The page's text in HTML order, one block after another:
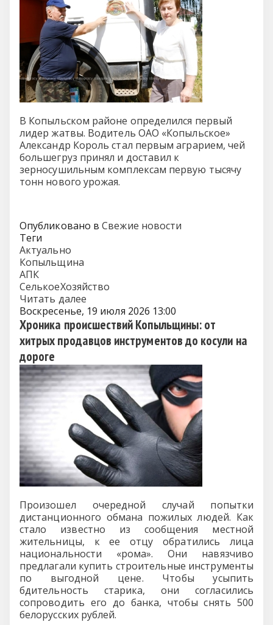
В Копыльском районе определился первый
лидер жатвы. Водитель ОАО «Копыльское»
Александр Король стал первым аграрием, чей
большегруз принял и доставил к
зерносушильным комплексам первую тысячу
тонн нового урожая.
Опубликовано в Свежие новости
Теги
Актуально
Копыльщина
АПК
СелькоеХозяйство
Читать далее
Воскресенье, 19 июля 2026 13:00
Хроника происшествий Копыльщины: от
хитрых продавцов инструментов до косули на
дороге
Произошел очередной случай попытки
дистанционного обмана пожилых людей. Как
стало известно из сообщения местной
жительницы, к ее отцу обратились лица
национальности «рома». Они навязчиво
предлагали купить строительные инструменты
по выгодной цене. Чтобы усыпить
бдительность старика, они согласились
сопроводить его до банка, чтобы снять 500
белорусских рублей.